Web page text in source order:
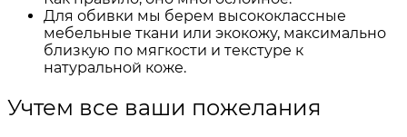
Для обивки мы берем высококлассные
мебельные ткани или экокожу, максимально
близкую по мягкости и текстуре к
натуральной коже.
Учтем все ваши пожелания